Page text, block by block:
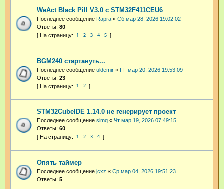
WeAct Black Pill V3.0 с STM32F411CEU6
Последнее сообщение Rapra « Сб мар 28, 2026 19:02:02
Ответы: 80
1 2 3 4 5
BGM240 стартануть...
Последнее сообщение uldemir « Пт мар 20, 2026 19:53:09
Ответы: 23
1 2
STM32CubeIDE 1.14.0 не генерирует проект
Последнее сообщение simq « Чт мар 19, 2026 07:49:15
Ответы: 60
1 2 3 4
Опять таймер
Последнее сообщение jcxz « Ср мар 04, 2026 19:51:23
Ответы: 5